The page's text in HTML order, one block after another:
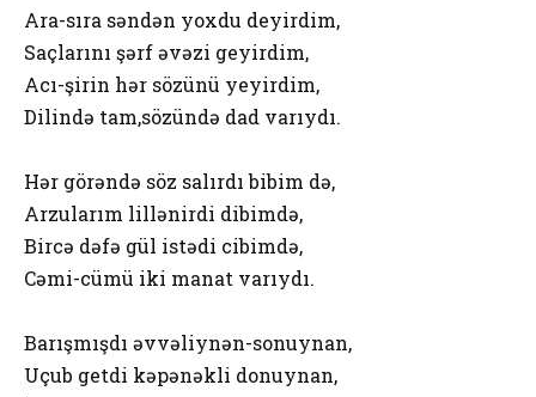
Ara-sıra səndən yoxdu deyirdim,
Saçlarını şərf əvəzi geyirdim,
Acı-şirin hər sözünü yeyirdim,
Dilində tam,sözündə dad varıydı.
Hər görəndə söz salırdı bibim də,
Arzularım lillənirdi dibimdə,
Bircə dəfə gül istədi cibimdə,
Cəmi-cümü iki manat varıydı.
Barışmışdı əvvəliynən-sonuynan,
Uçub getdi kəpənəkli donuynan,